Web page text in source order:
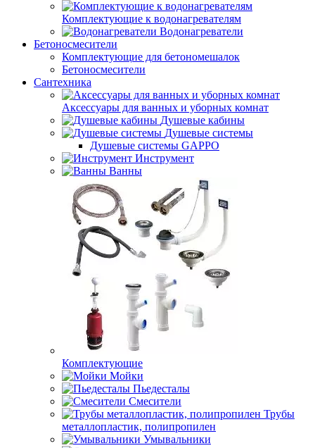
Комплектующие к водонагревателям
Водонагреватели
Бетоносмесители
Комплектующие для бетономешалок
Бетоносмесители
Сантехника
Аксессуары для ванных и уборных комнат
Душевые кабины
Душевые системы
Душевые системы GAPPO
Инструмент
Ванны
Комплектующие
Мойки
Пьедесталы
Смесители
Трубы
металлопластик, полипропилен
Умывальники